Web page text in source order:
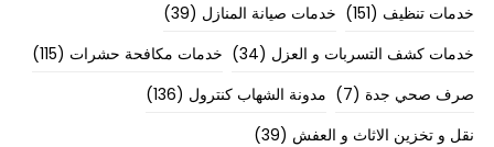
خدمات تنظيف (151) خدمات صيانة المنازل (39)
خدمات كشف التسربات و العزل (34) خدمات مكافحة حشرات (115)
صرف صحي جدة (7) مدونة الشهاب كنترول (136)
نقل و تخزين الاثاث و العفش (39)